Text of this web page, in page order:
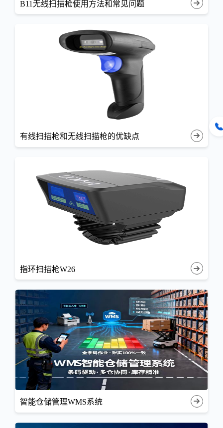
B11无线扫描枪使用方法和常见问题
有线扫描枪和无线扫描枪的优缺点
指环扫描枪W26
智能仓储管理WMS系统